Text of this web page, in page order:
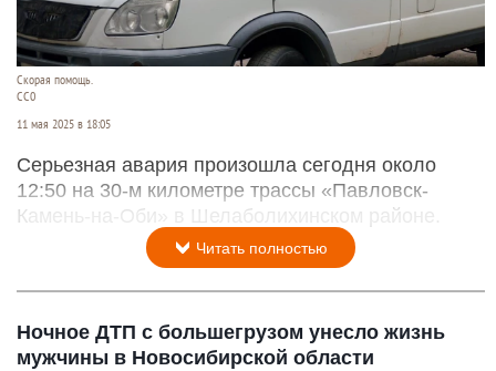
Скорая помощь.
СС0
11 мая 2025 в 18:05
Серьезная авария произошла сегодня около
12:50 на 30-м километре трассы «Павловск-
Камень-на-Оби» в Шелаболихинском районе.
Читать полностью
Ночное ДТП с большегрузом унесло жизнь
мужчины в Новосибирской области